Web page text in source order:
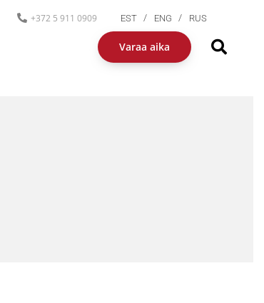
+372 5 911 0909 EST ENG RUS
Varaa aika